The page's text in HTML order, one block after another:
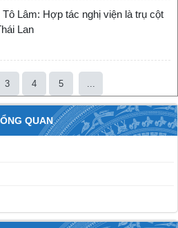
Lâm: Hợp tác nghị viện là trụ cột
Lan
3 4 5 ...
QUAN